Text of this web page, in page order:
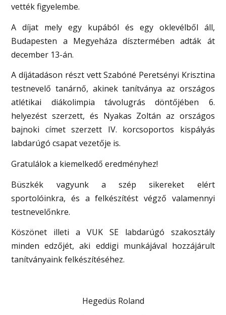
vették figyelembe.
A díjat mely egy kupából és egy oklevélből áll,
Budapesten a Megyeháza dísztermében adták át
december 13-án.
A díjátadáson részt vett Szabóné Peretsényi Krisztina
testnevelő tanárnő, akinek tanítványa az országos
atlétikai diákolimpia távolugrás döntőjében 6.
helyezést szerzett, és Nyakas Zoltán az országos
bajnoki címet szerzett IV. korcsoportos kispályás
labdarúgó csapat vezetője is.
Gratulálok a kiemelkedő eredményhez!
Büszkék vagyunk a szép sikereket elért
sportolóinkra, és a felkészítést végző valamennyi
testnevelőnkre.
Köszönet illeti a VUK SE labdarúgó szakosztály
minden edzőjét, aki eddigi munkájával hozzájárult
tanítványaink felkészítéséhez.
Hegedüs Roland